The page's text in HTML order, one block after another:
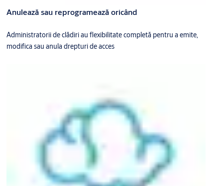
Anulează sau reprogramează oricând
Administratorii de clădiri au flexibilitate completă pentru a emite,
modifica sau anula drepturi de acces